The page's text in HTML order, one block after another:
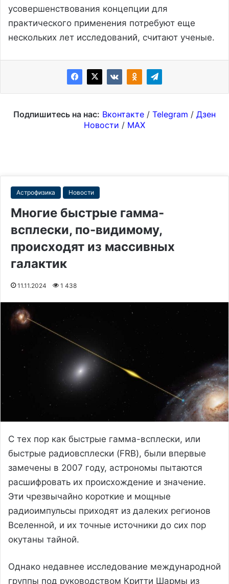
усовершенствования концепции для
практического применения потребуют еще
нескольких лет исследований, считают ученые.
Подпишитесь на нас: Вконтакте / Telegram / Дзен
Новости / MAX